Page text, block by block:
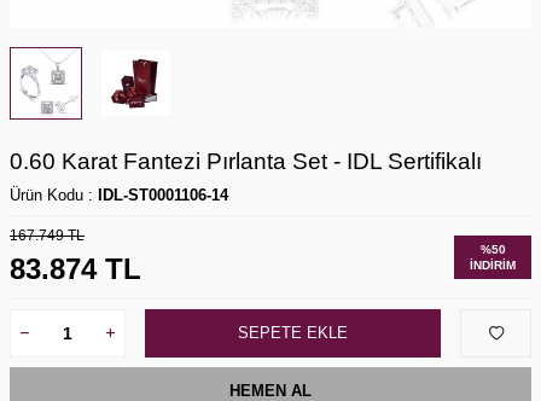
0.60 Karat Fantezi Pırlanta Set - IDL Sertifikalı
Ürün Kodu : IDL-ST0001106-14
167.749TL
83.874TL
%50
İNDIRIM
SEPETE EKLE
HEMEN AL